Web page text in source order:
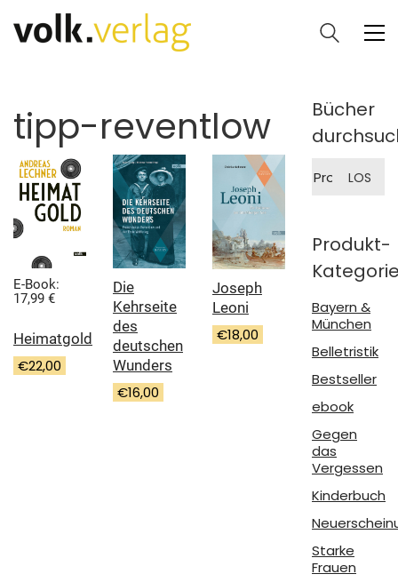
tipp-reventlow
E-Book:
17,99 €
Heimatgold
€22,00
Die
Kehrseite
des
deutschen
Wunders
€16,00
Joseph
Leoni
€18,00
Bücher
nach:
LOS
Produkt-
Bayern &
München
Belletristik
Bestseller
ebook
Gegen
das
Vergessen
Kinderbuch
Starke
Frauen